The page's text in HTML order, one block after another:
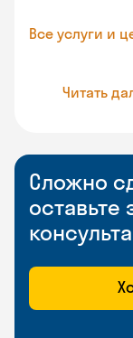
Все услуги и
Читать
Сложно
оставьте